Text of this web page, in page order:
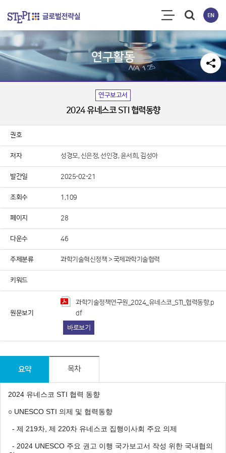
연구활동
에 항상 감사드립니다.
중한 연구성과물로 저작권 및 이용조건 등을 준수하여 활용해 주
이용 동의서 및 사용목적 등에 응답 부탁드립니다.
원 연구성과물 활용 현황 및 서비스 분석을 위한 기초자료로 활
였거나 과학기술정책연구원에서 제시한 이용조건을 이행하지
관련기관에 처벌을 받을 수 있으며, 즉시 저작물의 이용허락을
에 동의합니다.
교육자료 출판활용 기타
연구보고서
2024 유네스코 STI 협력동향
권호
저자 성경모, 신은정, 선인경, 윤서희, 김성아
발간일 2025-02-21
조회수 1,109
페이지 28
다운수 46
주제분류 과학기술혁신정책 > 국제과학기술협력
키워드
원문보기
과학기술정책연구원_2024_유네스코_STI_협력동향.p
df
바로보기
요약 목차
2024 유네스코 STI 협력 동향
○ UNESCO STI 의제 및 협력동향
- 제 219차, 제 220차 유네스코 집행이사회 주요 의제
- 2024 UNESCO 주요 권고 이행 국가보고서 작성 위한 국내협의